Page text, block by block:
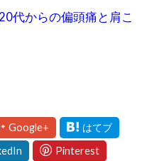
代からの偏頭痛と肩こ